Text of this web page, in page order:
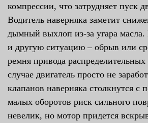
компрессии, что затрудняет пуск
Водитель наверняка заметит
дымный выхлоп из-за угара масла.
и другую ситуацию – обрыв или
ремня привода
случае двигатель просто не
клапанов наверняка столкнутся с
малых оборотов риск сильного
невелик, но мотор придется